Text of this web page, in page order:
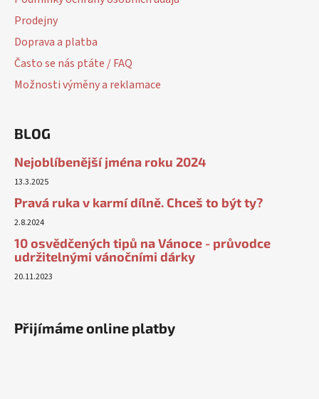
Prodejny
Doprava a platba
Často se nás ptáte / FAQ
Možnosti výměny a reklamace
BLOG
Nejoblíbenější jména roku 2024
13.3.2025
Pravá ruka v karmí dílně. Chceš to být ty?
2.8.2024
10 osvědčených tipů na Vánoce - průvodce
udržitelnými vánočními dárky
20.11.2023
Přijímáme online platby